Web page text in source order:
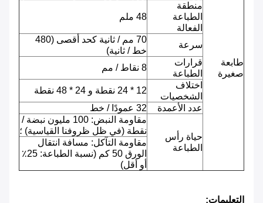
طابعة
صغيرة
منطقة
الطباعة
الفعالة
48 ملم
سرعة
70 مم / ثانية كحد أقصى (480
خط / ثانية)
قرارات
الطباعة
8 نقاط / مم
اختلاف
الشخصيات
12 * 24 نقطة و 24 * 48 نقطة
عدد الأعمدة
32 عمودًا / خط
حياة رأس
الطباعة
مقاومة النبض: 100 مليون نبضة /
نقطة (في ظل ظروفنا القياسية) ؛
مقاومة التآكل: مسافة انتقال
الورق 50 كم (نسبة الطباعة: 25٪
أو أقل)
التعليمات: